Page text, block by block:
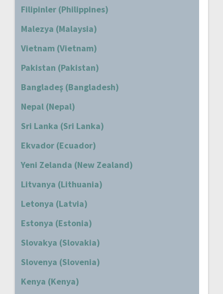
Filipinler (Philippines)
Malezya (Malaysia)
Vietnam (Vietnam)
Pakistan (Pakistan)
Bangladeş (Bangladesh)
Nepal (Nepal)
Sri Lanka (Sri Lanka)
Ekvador (Ecuador)
Yeni Zelanda (New Zealand)
Litvanya (Lithuania)
Letonya (Latvia)
Estonya (Estonia)
Slovakya (Slovakia)
Slovenya (Slovenia)
Kenya (Kenya)